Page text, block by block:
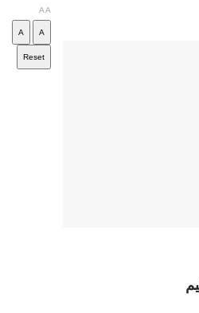
AA
A
A
Reset